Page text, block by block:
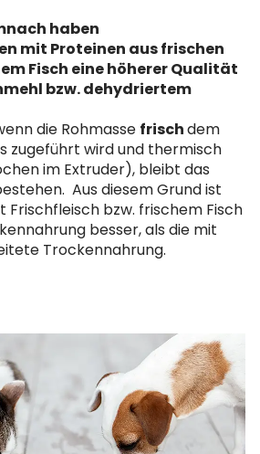
haben
mit Proteinen aus frischen
Fisch eine höherer Qualität
bzw. dehydriertem
die Rohmasse frischdem
zugeführt wird und thermisch
im Extruder), bleibt das
Aus diesem Grund ist
Frischfleisch bzw. frischem Fisch
besser, als die mit
Trockennahrung.